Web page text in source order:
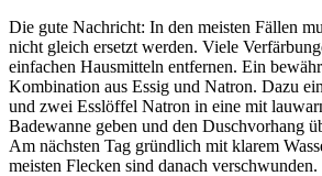
Die gute Nachricht: In den meisten Fällen
nicht gleich ersetzt werden. Viele
einfachen Hausmitteln entfernen. Ein
Kombination aus Essig und Natron. Dazu
und zwei Esslöffel Natron in eine mit
Badewanne geben und den Duschvorhang
Am nächsten Tag gründlich mit klarem
meisten Flecken sind danach verschwunden.